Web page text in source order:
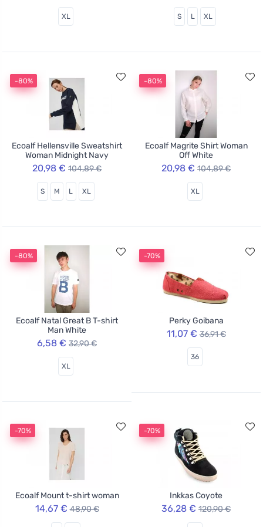
XL S L XL
-80%
Ecoalf Hellensville Sweatshirt
Woman Midnight Navy
20,98 € 104,89 €
S M L XL
-80%
Ecoalf Magrite Shirt Woman
Off White
20,98 € 104,89 €
XL
-80%
Ecoalf Natal Great B T-shirt
Man White
6,58 € 32,90 €
XL
-70%
Perky Goibana
11,07 € 36,91 €
36
-70%
Ecoalf Mount t-shirt woman
14,67 € 48,90 €
-70%
Inkkas Coyote
36,28 € 120,90 €